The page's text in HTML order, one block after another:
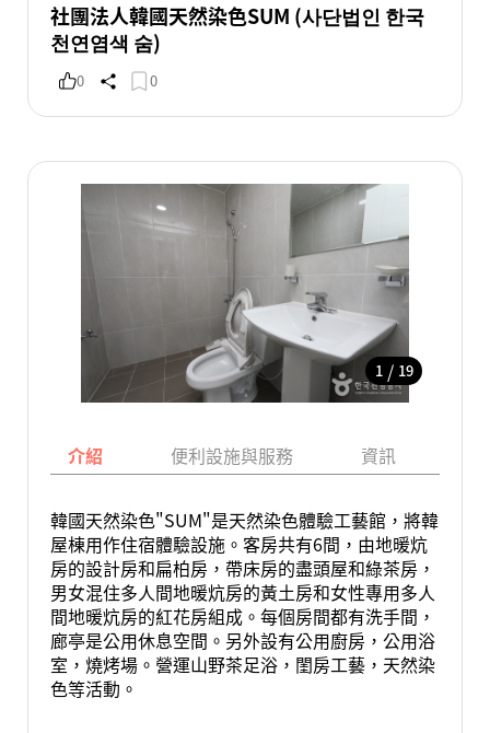
社團法人韓國天然染色SUM (사단법인 한국
천연염색 숨)
0 0
1 / 19
介紹 便利設施與服務 資訊
韓國天然染色"SUM"是天然染色體驗工藝館，將韓
屋棟用作住宿體驗設施。客房共有6間，由地暖炕
房的設計房和扁柏房，帶床房的盡頭屋和綠茶房，
男女混住多人間地暖炕房的黃土房和女性專用多人
間地暖炕房的紅花房組成。每個房間都有洗手間，
廊亭是公用休息空間。另外設有公用廚房，公用浴
室，燒烤場。營運山野茶足浴，閨房工藝，天然染
色等活動。